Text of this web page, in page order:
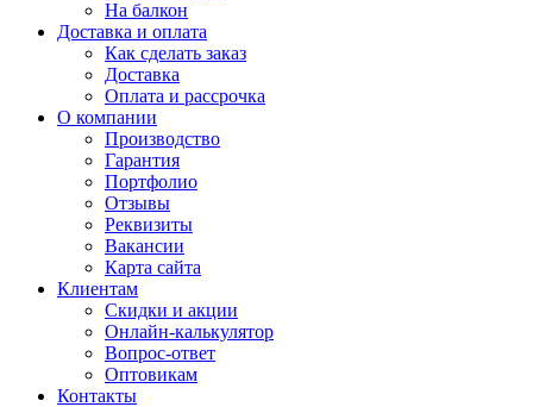
На балкон
Доставка и оплата
Как сделать заказ
Доставка
Оплата и рассрочка
О компании
Производство
Гарантия
Портфолио
Отзывы
Реквизиты
Вакансии
Карта сайта
Клиентам
Скидки и акции
Онлайн-калькулятор
Вопрос-ответ
Оптовикам
Контакты